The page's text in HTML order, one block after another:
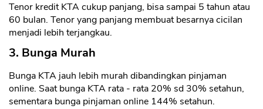
Tenor kredit KTA cukup panjang, bisa sampai 5 tahun atau
60 bulan. Tenor yang panjang membuat besarnya cicilan
menjadi lebih terjangkau.
3. Bunga Murah
Bunga KTA jauh lebih murah dibandingkan pinjaman
online. Saat bunga KTA rata - rata 20% sd 30% setahun,
sementara bunga pinjaman online 144% setahun.